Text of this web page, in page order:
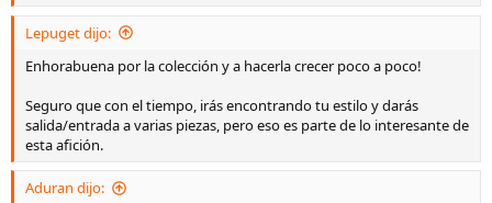
Lepuget dijo:
Enhorabuena por la colección y a hacerla crecer poco a poco!
Seguro que con el tiempo, irás encontrando tu estilo y darás
salida/entrada a varias piezas, pero eso es parte de lo interesante de
esta afición.
Aduran dijo: